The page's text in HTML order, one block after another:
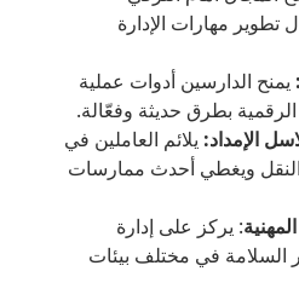
مهارات الإدارة
يمنح الدارسين أدوات عملية
بطرق حديثة وفعّالة.
الإمداد: يلائم العاملين في
ويغطي أحدث ممارسات
: يركز على إدارة
السلامة في مختلف بيئات